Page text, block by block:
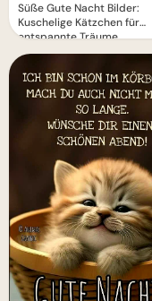
Süße Gute Nacht Bilder:
Kuschelige Kätzchen für
entspannte Träume